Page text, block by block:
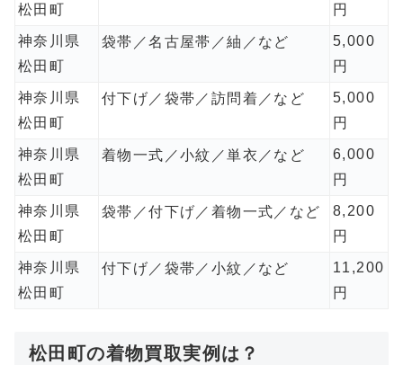
松田町
円
神奈川県
松田町
袋帯／名古屋帯／紬／など
5,000
円
神奈川県
松田町
付下げ／袋帯／訪問着／など
5,000
円
神奈川県
松田町
着物一式／小紋／単衣／など
6,000
円
神奈川県
松田町
袋帯／付下げ／着物一式／など
8,200
円
神奈川県
松田町
付下げ／袋帯／小紋／など
11,200
円
松田町の着物買取実例は？